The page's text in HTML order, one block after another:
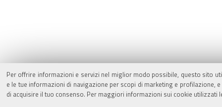
Per offrire informazioni e servizi nel miglior modo possibile, questo sito
e le tue informazioni di navigazione per scopi di marketing e
di acquisire il tuo consenso. Per maggiori informazioni sui cookie utilizzati